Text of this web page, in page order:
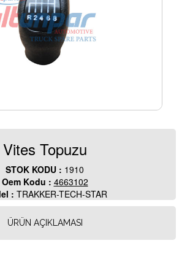
Vites Topuzu
STOK KODU : 1910
Oem Kodu : 4663102
: TRAKKER-TECH-STAR
ÜRÜN AÇIKLAMASI